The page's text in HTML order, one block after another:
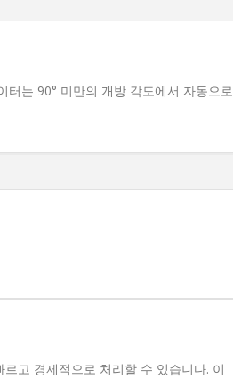
는 90° 미만의 개방 각도에서 자동으로
고 경제적으로 처리할 수 있습니다. 이